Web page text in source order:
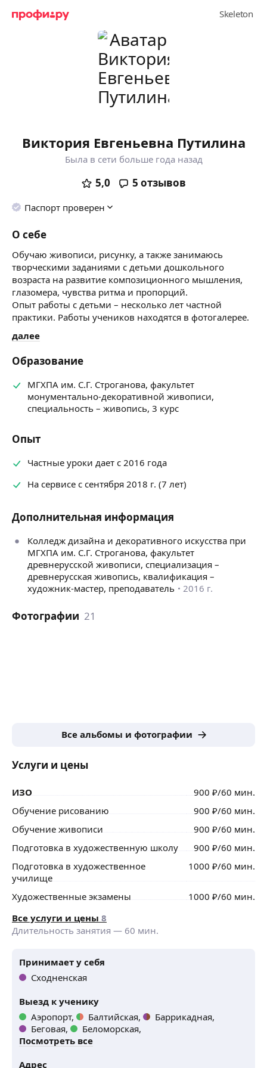
Виктория Евгеньевна Путилина
Была в сети больше года назад
5,0 5 отзывов
Паспорт проверен
О себе
Обучаю живописи, рисунку, а также занимаюсь
творческими заданиями с детьми дошкольного
возраста на развитие композиционного мышления,
глазомера, чувства ритма и пропорций.
Опыт работы с детьми – несколько лет частной
практики. Работы учеников находятся в фотогалерее.
далее
Образование
МГХПА им. С.Г. Строганова, факультет
монументально-декоративной живописи,
специальность – живопись, 3 курс
Опыт
Частные уроки дает с 2016 года
На сервисе с сентября 2018 г. (7 лет)
Дополнительная информация
Колледж дизайна и декоративного искусства при
МГХПА им. С.Г. Строганова, факультет
древнерусской живописи, специализация –
древнерусская живопись, квалификация –
художник-мастер, преподаватель
2016 г.
Фотографии 21
Все альбомы и фотографии
Услуги и цены
ИЗО 900 ₽/60 мин.
Обучение рисованию
900 ₽/60 мин.
Обучение живописи
900 ₽/60 мин.
Подготовка в художественную школу
900 ₽/60 мин.
Подготовка в художественное
училище
1000 ₽/60 мин.
Художественные экзамены 1000 ₽/60 мин.
Все услуги и цены 8
Длительность занятия — 60 мин.
Принимает у себя
Сходненская
Выезд к ученику
Аэропорт,
Балтийская,
Баррикадная,
Беговая,
Беломорская,
Посмотреть все
Адрес